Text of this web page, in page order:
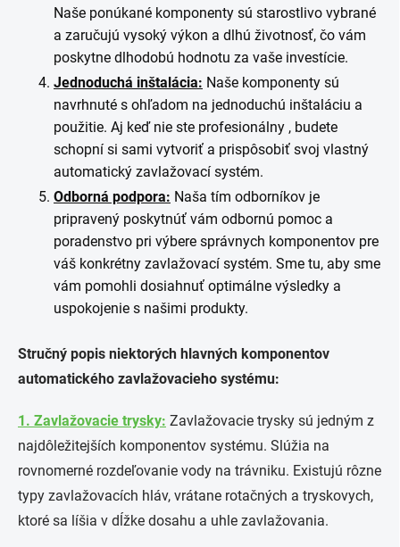
Naše ponúkané komponenty sú starostlivo vybrané
a zaručujú vysoký výkon a dlhú životnosť, čo vám
poskytne dlhodobú hodnotu za vaše investície.
Jednoduchá inštalácia: Naše komponenty sú
navrhnuté s ohľadom na jednoduchú inštaláciu a
použitie. Aj keď nie ste profesionálny , budete
schopní si sami vytvoriť a prispôsobiť svoj vlastný
automatický zavlažovací systém.
Odborná podpora: Naša tím odborníkov je
pripravený poskytnúť vám odbornú pomoc a
poradenstvo pri výbere správnych komponentov pre
váš konkrétny zavlažovací systém. Sme tu, aby sme
vám pomohli dosiahnuť optimálne výsledky a
uspokojenie s našimi produkty.
Stručný popis niektorých hlavných komponentov
automatického zavlažovacieho systému:
1. Zavlažovacie trysky: Zavlažovacie trysky sú jedným z
najdôležitejších komponentov systému. Slúžia na
rovnomerné rozdeľovanie vody na trávniku. Existujú rôzne
typy zavlažovacích hláv, vrátane rotačných a tryskovych,
ktoré sa líšia v dĺžke dosahu a uhle zavlažovania.